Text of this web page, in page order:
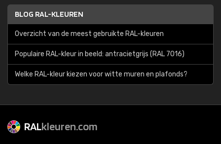
BLOG RAL-KLEUREN
Overzicht van de meest gebruikte RAL-kleuren
Populaire RAL-kleur in beeld: antracietgrijs (RAL 7016)
Welke RAL-kleur kiezen voor witte muren en plafonds?
RALkleuren.com